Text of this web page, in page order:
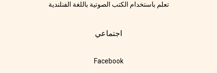
تعلم باستخدام الكتب الصوتية باللغة الفنلندية
اجتماعي
Facebook